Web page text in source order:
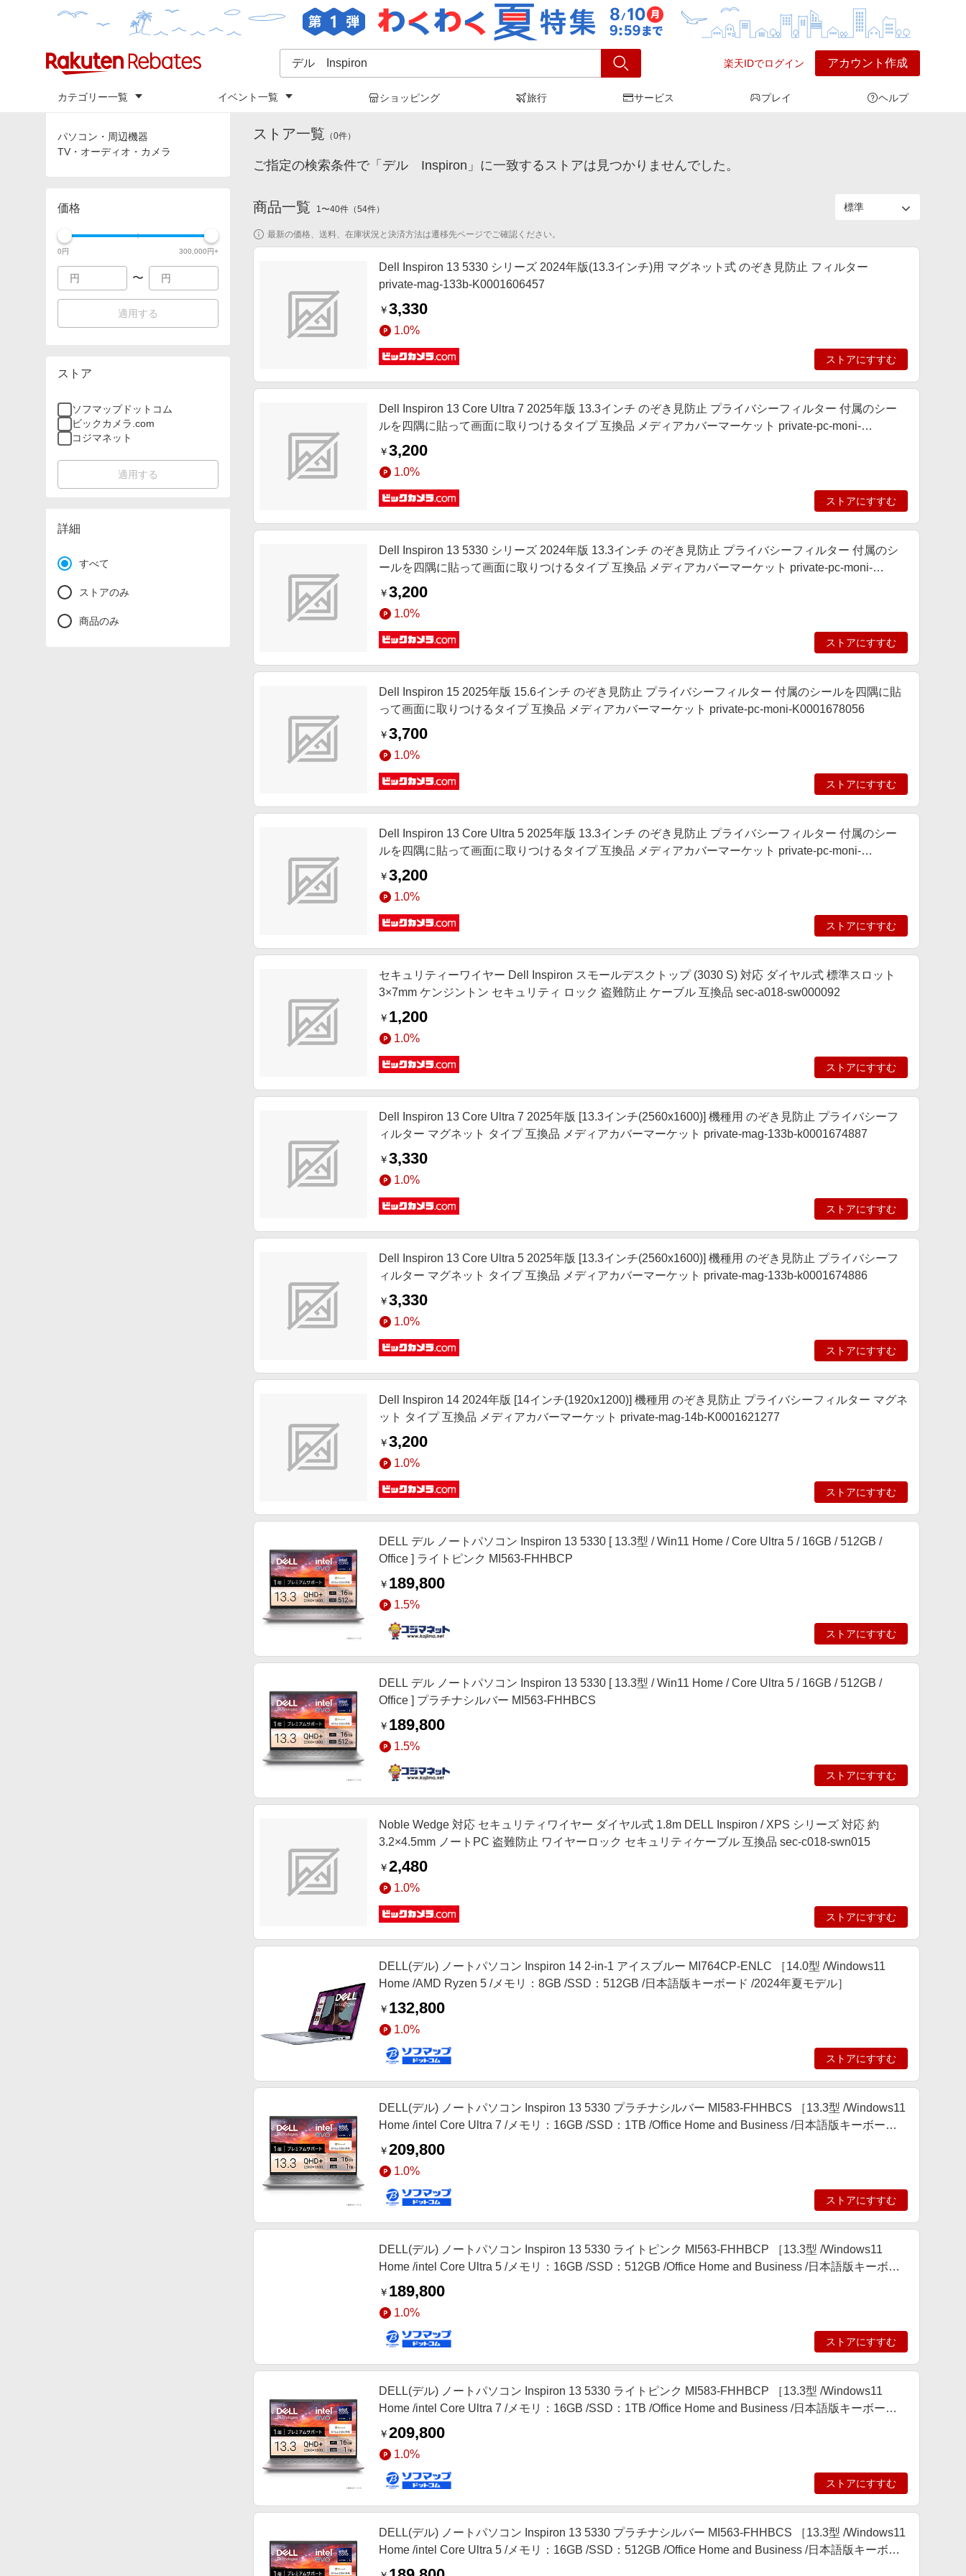
楽天IDでログイン アカウント作成
カテゴリー一覧 イベント一覧 ショッピング 旅行 サービス プレイ ヘルプ
カテゴリ
パソコン・周辺機器
TV・オーディオ・カメラ
価格
0円 300,000円+
〜
適用する
ストア
ソフマップドットコム
ビックカメラ.com
コジマネット
適用する
詳細
すべて
ストアのみ
商品のみ
トップ 」の検索結果
ストア一覧 （0件）
ご指定の検索条件で「デル Inspiron」に一致するストアは見つかりませんでした。
商品一覧 1〜40件 （54件）
最新の価格、送料、在庫状況と決済方法は遷移先ページでご確認ください。
Dell Inspiron 13 5330 シリーズ 2024年版(13.3インチ)用 マグネット式 のぞき見防止 フィルター
private-mag-133b-K0001606457
￥3,330
1.0%
ストアにすすむ
Dell Inspiron 13 Core Ultra 7 2025年版 13.3インチ のぞき見防止 プライバシーフィルター 付属のシー
ルを四隅に貼って画面に取りつけるタイプ 互換品 メディアカバーマーケット private-pc-moni-
K0001674887
￥3,200
1.0%
ストアにすすむ
Dell Inspiron 13 5330 シリーズ 2024年版 13.3インチ のぞき見防止 プライバシーフィルター 付属のシ
ールを四隅に貼って画面に取りつけるタイプ 互換品 メディアカバーマーケット private-pc-moni-
K0001606457
￥3,200
1.0%
ストアにすすむ
Dell Inspiron 15 2025年版 15.6インチ のぞき見防止 プライバシーフィルター 付属のシールを四隅に貼
って画面に取りつけるタイプ 互換品 メディアカバーマーケット private-pc-moni-K0001678056
￥3,700
1.0%
ストアにすすむ
Dell Inspiron 13 Core Ultra 5 2025年版 13.3インチ のぞき見防止 プライバシーフィルター 付属のシー
ルを四隅に貼って画面に取りつけるタイプ 互換品 メディアカバーマーケット private-pc-moni-
K0001674886
￥3,200
1.0%
ストアにすすむ
セキュリティーワイヤー Dell Inspiron スモールデスクトップ (3030 S) 対応 ダイヤル式 標準スロット
3×7mm ケンジントン セキュリティ ロック 盗難防止 ケーブル 互換品 sec-a018-sw000092
￥ 1,200
1.0%
ストアにすすむ
Dell Inspiron 13 Core Ultra 7 2025年版 [13.3インチ(2560x1600)] 機種用 のぞき見防止 プライバシーフ
ィルター マグネット タイプ 互換品 メディアカバーマーケット private-mag-133b-k0001674887
￥3,330
1.0%
ストアにすすむ
Dell Inspiron 13 Core Ultra 5 2025年版 [13.3インチ(2560x1600)] 機種用 のぞき見防止 プライバシーフ
ィルター マグネット タイプ 互換品 メディアカバーマーケット private-mag-133b-k0001674886
￥3,330
1.0%
ストアにすすむ
Dell Inspiron 14 2024年版 [14インチ(1920x1200)] 機種用 のぞき見防止 プライバシーフィルター マグネ
ット タイプ 互換品 メディアカバーマーケット private-mag-14b-K0001621277
￥3,200
1.0%
ストアにすすむ
DELL デル ノートパソコン Inspiron 13 5330 [ 13.3型 / Win11 Home / Core Ultra 5 / 16GB / 512GB /
Office ] ライトピンク MI563-FHHBCP
￥ 189,800
1.5%
ストアにすすむ
DELL デル ノートパソコン Inspiron 13 5330 [ 13.3型 / Win11 Home / Core Ultra 5 / 16GB / 512GB /
Office ] プラチナシルバー MI563-FHHBCS
￥ 189,800
1.5%
ストアにすすむ
Noble Wedge 対応 セキュリティワイヤー ダイヤル式 1.8m DELL Inspiron / XPS シリーズ 対応 約
3.2×4.5mm ノートPC 盗難防止 ワイヤーロック セキュリティケーブル 互換品 sec-c018-swn015
￥2,480
1.0%
ストアにすすむ
DELL(デル) ノートパソコン Inspiron 14 2-in-1 アイスブルー MI764CP-ENLC ［14.0型 /Windows11
Home /AMD Ryzen 5 /メモリ：8GB /SSD：512GB /日本語版キーボード /2024年夏モデル］
￥ 132,800
1.0%
ストアにすすむ
DELL(デル) ノートパソコン Inspiron 13 5330 プラチナシルバー MI583-FHHBCS ［13.3型 /Windows11
Home /intel Core Ultra 7 /メモリ：16GB /SSD：1TB /Office Home and Business /日本語版キーボード
/2025年春モデル］
￥209,800
1.0%
ストアにすすむ
DELL(デル) ノートパソコン Inspiron 13 5330 ライトピンク MI563-FHHBCP ［13.3型 /Windows11
Home /intel Core Ultra 5 /メモリ：16GB /SSD：512GB /Office Home and Business /日本語版キーボー
ド /2025年春モデル］
￥ 189,800
1.0%
ストアにすすむ
DELL(デル) ノートパソコン Inspiron 13 5330 ライトピンク MI583-FHHBCP ［13.3型 /Windows11
Home /intel Core Ultra 7 /メモリ：16GB /SSD：1TB /Office Home and Business /日本語版キーボード
/2025年春モデル］
￥209,800
1.0%
ストアにすすむ
DELL(デル) ノートパソコン Inspiron 13 5330 プラチナシルバー MI563-FHHBCS ［13.3型 /Windows11
Home /intel Core Ultra 5 /メモリ：16GB /SSD：512GB /Office Home and Business /日本語版キーボー
ド /2025年春モデル］